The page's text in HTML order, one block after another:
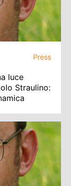
Press
luce
Straulino: